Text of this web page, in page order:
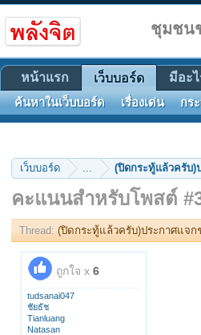
เว็บบอร์ด ... (ปิดกระทู้แล้วครับ
คะแนนสำหรับโพสต์
Thread: (ปิดกระทู้แล้วครับ)ประกาศแจ
ถูกใจ x 6
tudsanai047
ชัยธัช
Tianluang
Natasan
ชุมชน
หน้าแรก เว็บบอร์ด
ค้นหาในเว็บบอร์ด เรื่องเด่น กร
มีอะ